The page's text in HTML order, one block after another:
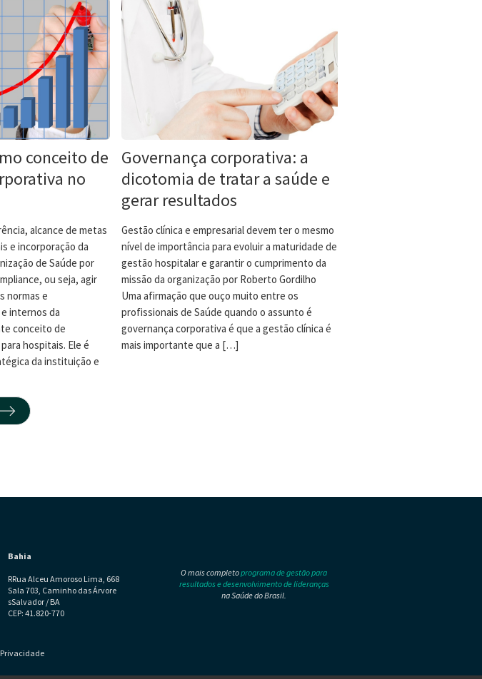
conceito de
no
alcance de metas
e incorporação da
de Saúde por
ou seja, agir
normas e
internos da
conceito de
hospitais. Ele é
da instituição e
Governança corporativa: a
dicotomia de tratar a saúde e
gerar resultados
Gestão clínica e empresarial devem ter o mesmo
nível de importância para evoluir a maturidade de
gestão hospitalar e garantir o cumprimento da
missão da organização por Roberto Gordilho
Uma afirmação que ouço muito entre os
profissionais de Saúde quando o assunto é
governança corporativa é que a gestão clínica é
mais importante que a […]
Bahia
RRua Alceu Amoroso Lima, 668
Sala 703, Caminho das Árvore
sSalvador / BA
CEP: 41.820-770
O mais completoprograma de gestão para
resultados e desenvolvimento de lideranças
na Saúde do Brasil.